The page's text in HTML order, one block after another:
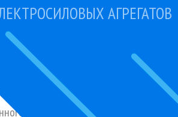
АГРЕГАТОВ
ТСМ
центра транспортного и
машиностроения,